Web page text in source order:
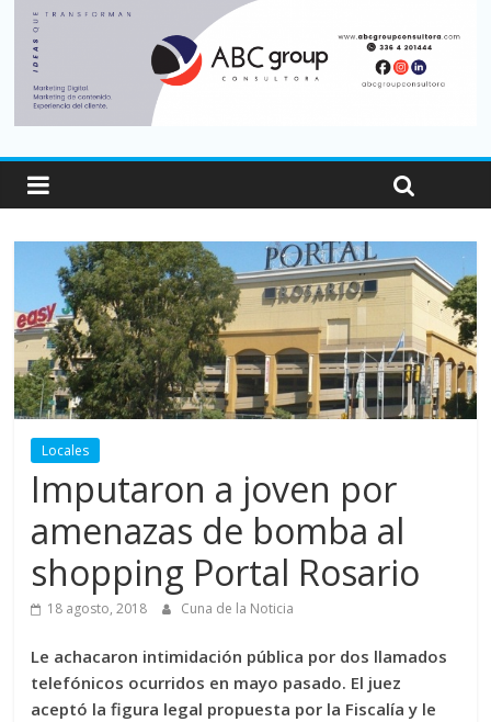
Locales
Imputaron a joven por
amenazas de bomba al
shopping Portal Rosario
18 agosto, 2018 Cuna de la Noticia
Le achacaron intimidación pública por dos llamados
telefónicos ocurridos en mayo pasado. El juez
aceptó la figura legal propuesta por la Fiscalía y le